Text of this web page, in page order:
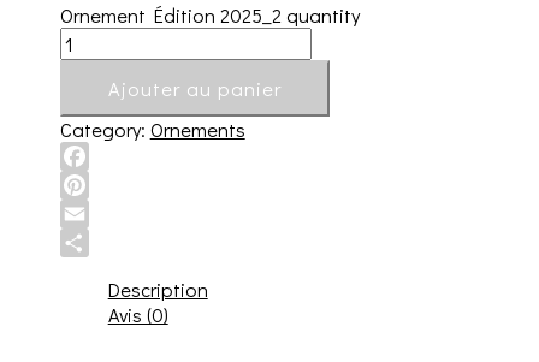
Ornement Édition 2025_2 quantity
Ajouter au panier
Category: Ornements
Facebook
Pinterest
Email
Description
Avis (0)